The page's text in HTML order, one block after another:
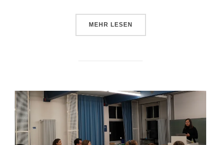
MEHR ÜBER „ALUMNI-EVENT MIT
LESEN